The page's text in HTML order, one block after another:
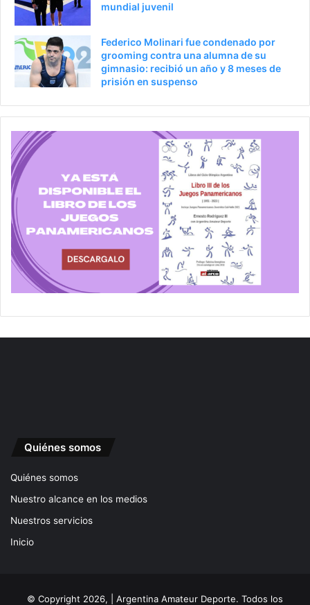
mundial juvenil
Federico Molinari fue condenado por
grooming contra una alumna de su
gimnasio: recibió un año y 8 meses de
prisión en suspenso
Quiénes somos
Quiénes somos
Nuestro alcance en los medios
Nuestros servicios
Inicio
© Copyright 2026, | Argentina Amateur Deporte. Todos los